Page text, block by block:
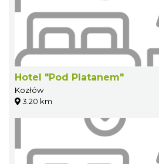
Hotel "Pod Platanem"
Kozłów
3.20 km